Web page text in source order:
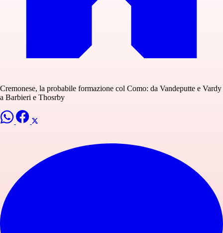
Cremonese, la probabile formazione col Como: da Vandeputte e Vardy
a Barbieri e Thosrby